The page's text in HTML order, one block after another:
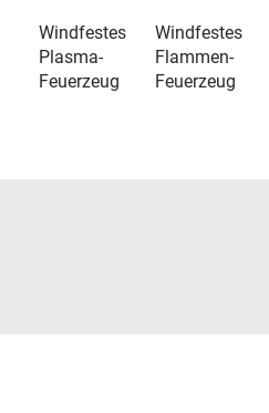
Windfestes
Plasma-
Feuerzeug
Windfestes
Flammen-
Feuerzeug